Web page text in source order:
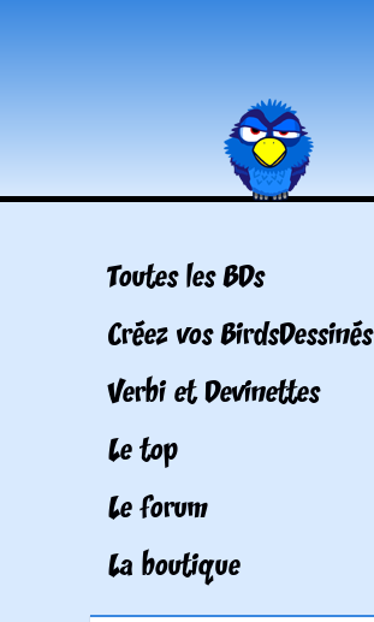
Toutes les BDs
Créez vos BirdsDessinés
Verbi et Devinettes
Le top
Le forum
La boutique